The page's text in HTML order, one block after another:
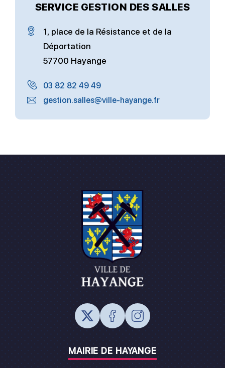
SERVICE GESTION DES SALLES
1, place de la Résistance et de la
Déportation
57700 Hayange
03 82 82 49 49
gestion.salles@ville-hayange.fr
MAIRIE DE HAYANGE